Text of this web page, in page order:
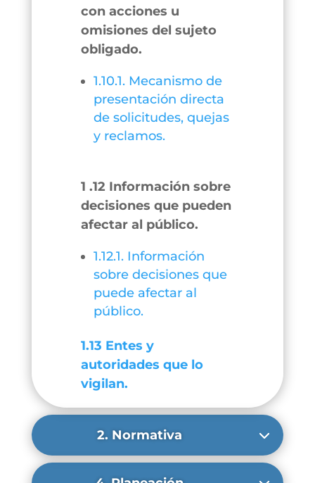
con acciones u
omisiones del sujeto
obligado.
1.10.1. Mecanismo de
presentación directa
de solicitudes, quejas
y reclamos.
1 .12 Información sobre
decisiones que pueden
afectar al público.
1.12.1. Información
sobre decisiones que
puede afectar al
público.
1.13 Entes y
autoridades que lo
vigilan.
2. Normativa